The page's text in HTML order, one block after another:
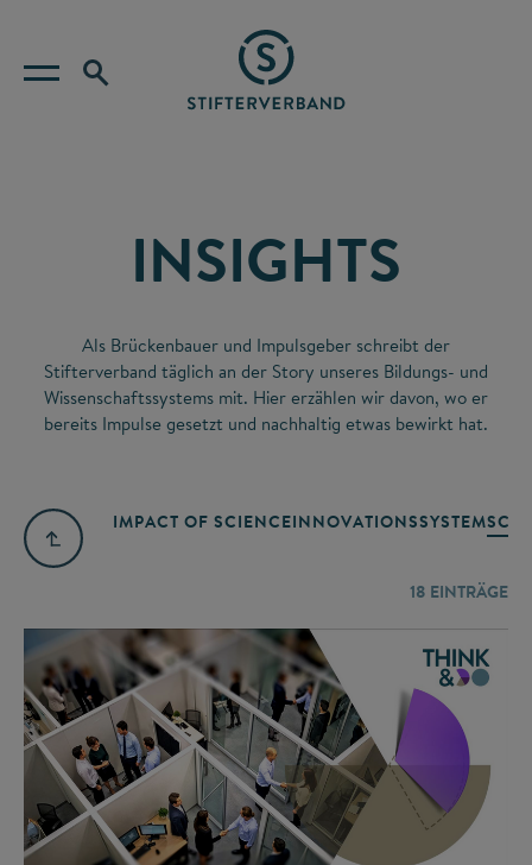
INSIGHTS
Als Brückenbauer und Impulsgeber schreibt der
Stifterverband täglich an der Story unseres Bildungs- und
Wissenschaftssystems mit. Hier erzählen wir davon, wo er
bereits Impulse gesetzt und nachhaltig etwas bewirkt hat.
IMPACT OF SCIENCEINNOVATIONSSYSTEM
18 EINTRÄGE